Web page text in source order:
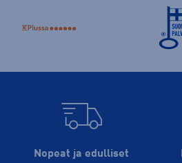
Nopeat ja edulliset